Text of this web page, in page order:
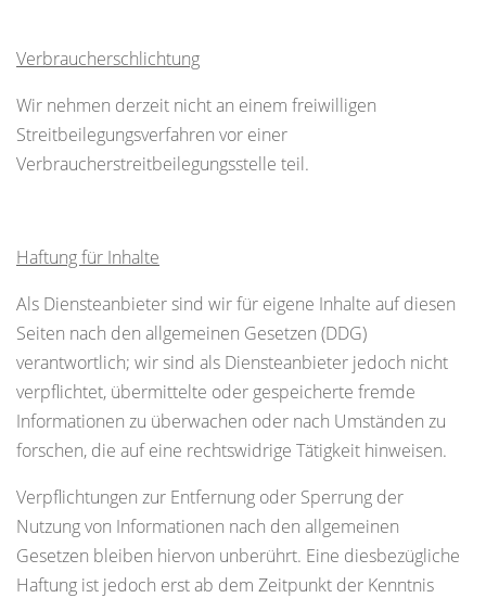
Verbraucherschlichtung
Wir nehmen derzeit nicht an einem freiwilligen
Streitbeilegungsverfahren vor einer
Verbraucherstreitbeilegungsstelle teil.
Haftung für Inhalte
Als Diensteanbieter sind wir für eigene Inhalte auf diesen
Seiten nach den allgemeinen Gesetzen (DDG)
verantwortlich; wir sind als Diensteanbieter jedoch nicht
verpflichtet, übermittelte oder gespeicherte fremde
Informationen zu überwachen oder nach Umständen zu
forschen, die auf eine rechtswidrige Tätigkeit hinweisen.
Verpflichtungen zur Entfernung oder Sperrung der
Nutzung von Informationen nach den allgemeinen
Gesetzen bleiben hiervon unberührt. Eine diesbezügliche
Haftung ist jedoch erst ab dem Zeitpunkt der Kenntnis